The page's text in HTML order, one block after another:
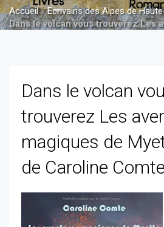
Accueil»Ecrivains des Alpes de
Dans le volcan vous trouverez Les
Dans le volcan
trouverez Les
magiques de
de Caroline Comte